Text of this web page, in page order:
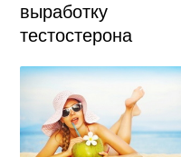
выработку
тестостерона